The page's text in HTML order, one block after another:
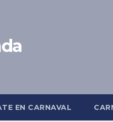
EN CARNAVAL